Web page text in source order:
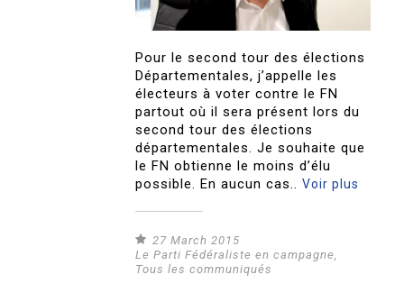
Pour le second tour des élections
Départementales, j’appelle les
électeurs à voter contre le FN
partout où il sera présent lors du
second tour des élections
départementales. Je souhaite que
le FN obtienne le moins d’élu
possible. En aucun cas..Voir plus
27 March 2015
Le Parti Fédéraliste en campagne
Tous les communiqués